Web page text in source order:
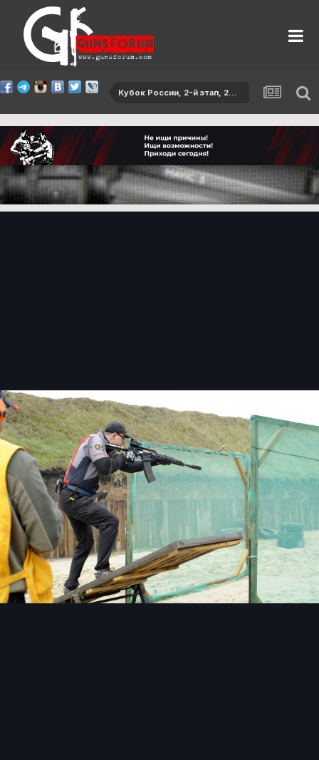
Кубок России, 2-й этап, 2016